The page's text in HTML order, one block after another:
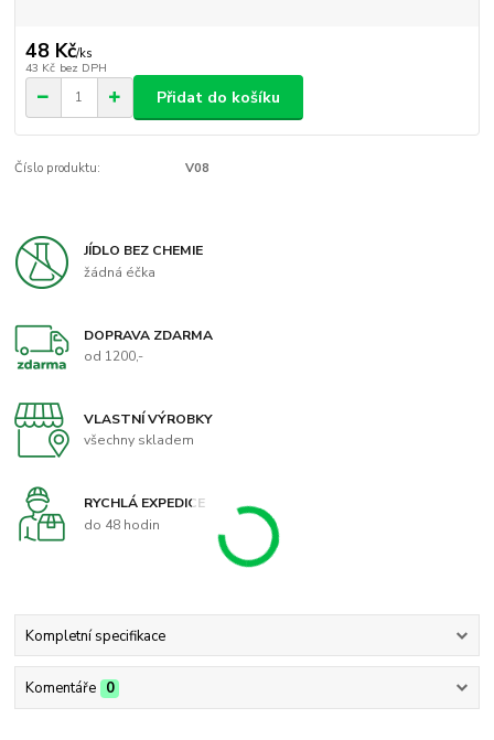
48 Kč/ks
43 Kč bez DPH
Přidat do košíku
Číslo produktu: V08
JÍDLO BEZ CHEMIE
žádná éčka
DOPRAVA ZDARMA
od 1200,-
VLASTNÍ VÝROBKY
všechny skladem
RYCHLÁ EXPEDICE
do 48 hodin
Kompletní specifikace
Komentáře 0